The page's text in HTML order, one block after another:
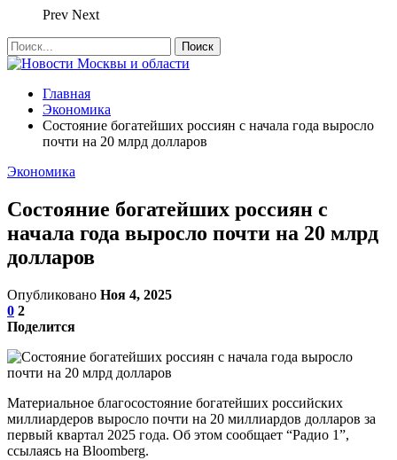
Prev Next
Главная
Экономика
Состояние богатейших россиян с начала года выросло
почти на 20 млрд долларов
Экономика
Состояние богатейших россиян с
начала года выросло почти на 20 млрд
долларов
Опубликовано Ноя 4, 2025
0 2
Поделится
Материальное благосостояние богатейших российских
миллиардеров выросло почти на 20 миллиардов долларов за
первый квартал 2025 года. Об этом сообщает “Радио 1”,
ссылаясь на Bloomberg.